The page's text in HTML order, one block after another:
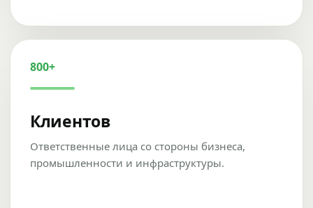
800+
Клиентов
Ответственные лица со стороны бизнеса,
промышленности и инфраструктуры.